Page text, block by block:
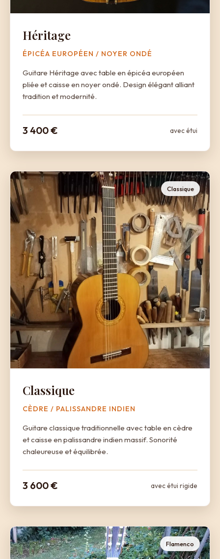
Héritage
ÉPICÉA EUROPÉEN / NOYER ONDÉ
Guitare Héritage avec table en épicéa européen
pliée et caisse en noyer ondé. Design élégant alliant
tradition et modernité.
3 400 € avec étui
Classique
Classique
CÈDRE / PALISSANDRE INDIEN
Guitare classique traditionnelle avec table en cèdre
et caisse en palissandre indien massif. Sonorité
chaleureuse et équilibrée.
3 600 € avec étui rigide
Flamenco